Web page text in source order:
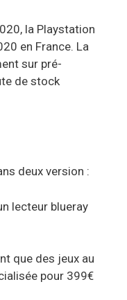
la Playstation
en France. La
sur pré-
de stock
deux version :
lecteur blueray
que des jeux au
pour 399€